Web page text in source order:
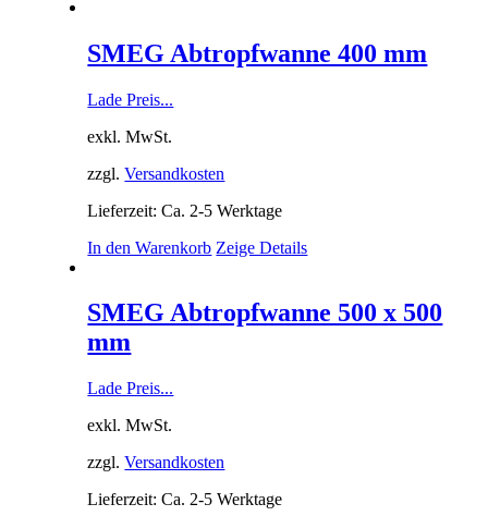
SMEG Abtropfwanne 400 mm
Lade Preis...
exkl. MwSt.
zzgl.Versandkosten
Lieferzeit: Ca. 2-5 Werktage
In den Warenkorb Zeige Details
SMEG Abtropfwanne 500 x 500
mm
Lade Preis...
exkl. MwSt.
zzgl.Versandkosten
Lieferzeit: Ca. 2-5 Werktage